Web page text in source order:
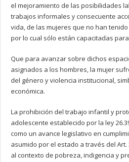
el mejoramiento de las posibilidades
trabajos informales y consecuente
vida, de las mujeres que no han
por lo cual sólo están capacitadas
Que para avanzar sobre dichos
asignados a los hombres, la mujer
del género y violencia institucional,
económica.
La prohibición del trabajo infantil y
adolescente establecido por la ley
como un avance legislativo en
asumido por el estado a través del Art.
al contexto de pobreza, indigencia y